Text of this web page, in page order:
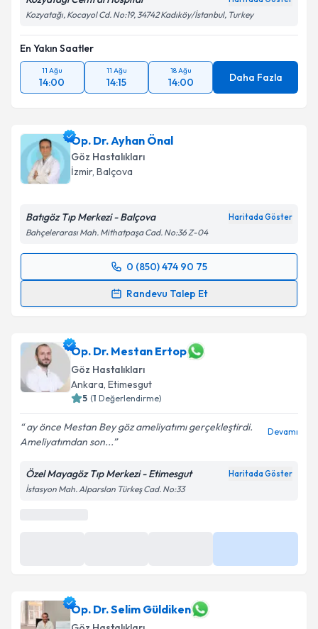
Kozyatağı, Kocayol Cd. No:19, 34742 Kadıköy/İstanbul, Turkey
En Yakın Saatler
11 Ağu
14:00
11 Ağu
14:15
18 Ağu
14:00 Daha Fazla
Op. Dr. Ayhan Önal
Göz Hastalıkları
İzmir, Balçova
Batıgöz Tıp Merkezi - Balçova Haritada Göster
Bahçelerarası Mah. Mithatpaşa Cad. No:36 Z-04
0 (850) 474 90 75
Randevu Talep Et
Randevu Takvimi Talebi
takvim hazırlandığında e-posta ile bilgilendireceğiz.
E-posta Adresiniz
Kişisel verilerimin işlenmesine ilişkin
kapsamda işlenmesini kabul ediyorum.
Op. Dr. Mestan Ertop
Göz Hastalıkları
Ankara, Etimesgut
5 (1 Değerlendirme)
ay önce Mestan Bey göz ameliyatımı gerçekleştirdi.
Ameliyatımdan son...
Devamı
Özel Mayagöz Tıp Merkezi - Etimesgut Haritada Göster
İstasyon Mah. Alparslan Türkeş Cad. No:33
Op. Dr. Selim Güldiken